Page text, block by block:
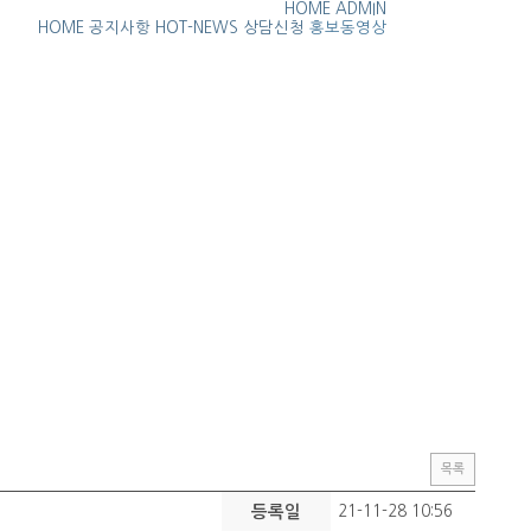
HOME ADMIN
HOME 공지사항 HOT-NEWS 상담신청 홍보동영상
목록
등록일 21-11-28 10:56